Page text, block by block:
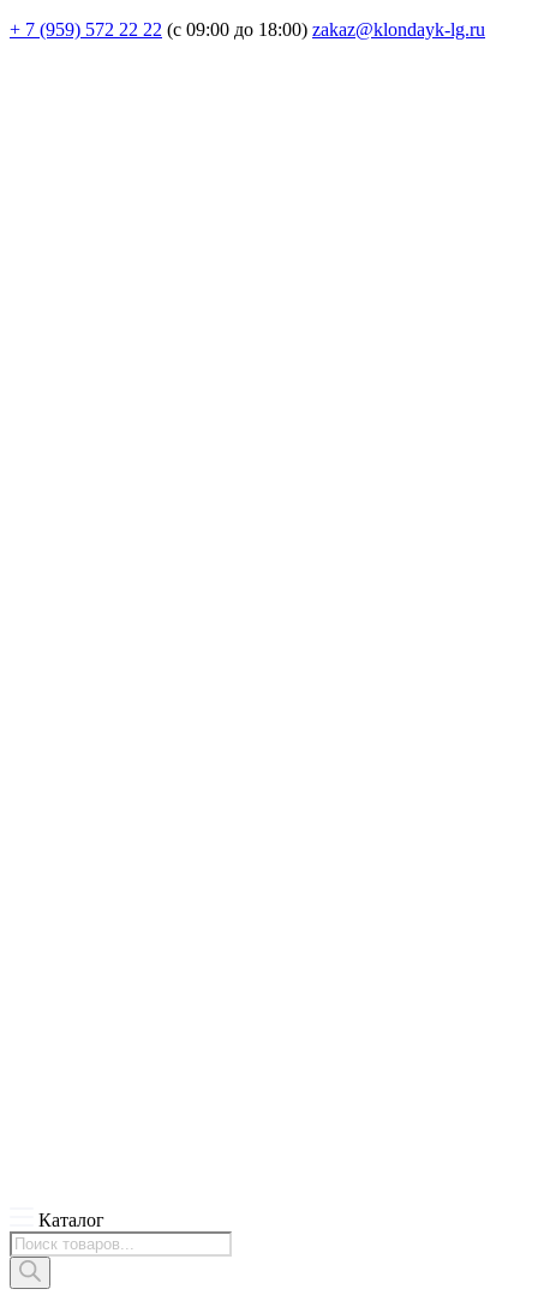
+ 7 (959) 572 22 22 (с 09:00 до 18:00) zakaz@klondayk-lg.ru
Каталог
Поиск
товаров